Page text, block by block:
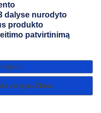
dalyse nurodyto
produkto
patvirtinimą
versijas Close